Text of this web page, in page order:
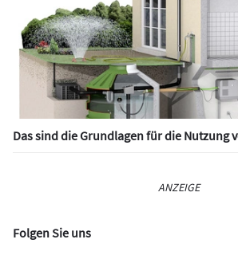
Das sind die Grundlagen für die Nutzung
ANZEIGE
Folgen Sie uns